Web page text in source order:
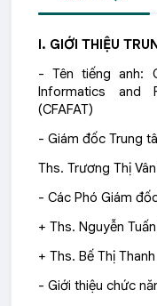
I. GIỚI THIỆU
- Tên tiếng anh:
Informatics and
(CFAFAT)
- Giám đốc Trung
Ths. Trương Thị
- Các Phó Giám
+ Ths. Nguyễn
+ Ths. Bế Thị
- Giới thiệu chức